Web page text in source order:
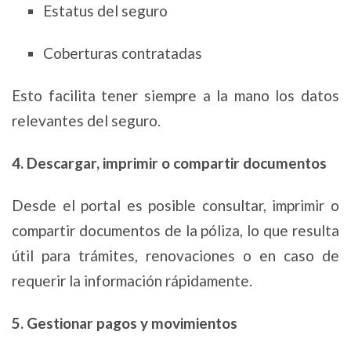
Estatus del seguro
Coberturas contratadas
Esto facilita tener siempre a la mano los datos
relevantes del seguro.
4. Descargar, imprimir o compartir documentos
Desde el portal es posible consultar, imprimir o
compartir documentos de la póliza, lo que resulta
útil para trámites, renovaciones o en caso de
requerir la información rápidamente.
5. Gestionar pagos y movimientos